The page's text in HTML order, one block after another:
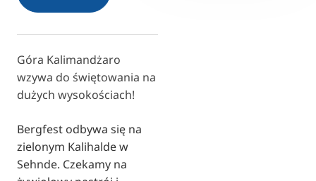
Góra Kalimandżaro
wzywa do świętowania na
dużych wysokościach!
Bergfest odbywa się na
zielonym Kalihalde w
Sehnde. Czekamy na